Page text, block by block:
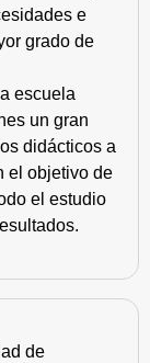
e
grado de
escuela
un gran
didácticos a
el objetivo de
el estudio
de